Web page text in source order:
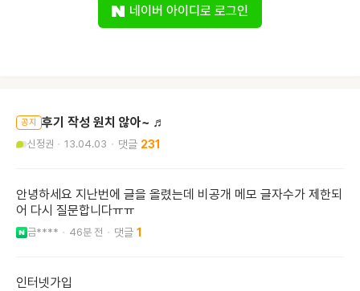
네이버 아이디로 로그인
공지 후기 작성 원치 않아~ ♬
신정권 13.04.03 231
안녕하세요 지난번에 글을 올렸는데 비공개 메모 글자수가 제한되
어 다시 질문합니다ㅠㅠ
금**** 46분 전 1
인터넷가입